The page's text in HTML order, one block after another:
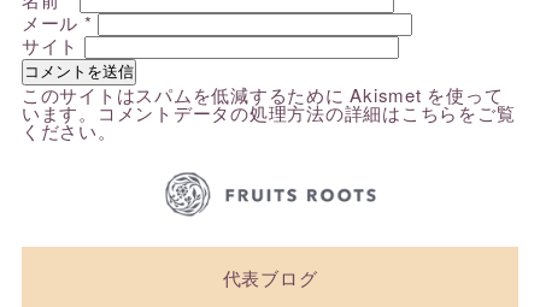
メール *
サイト
このサイトはスパムを低減するために Akismet を使って
います。 コメントデータの処理方法の詳細はこちらをご覧
ください。
代表ブログ